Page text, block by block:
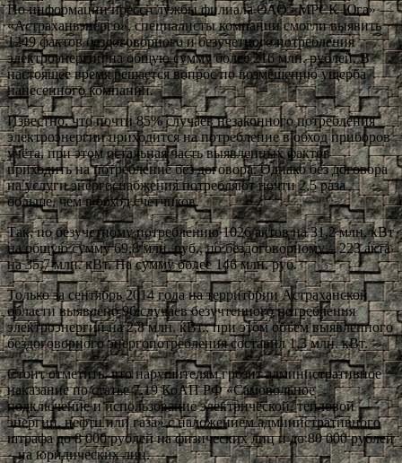
По информации пресс-службы филиала ОАО «МРСК Юга» —
«Астраханьэнерго», специалисты компании смогли выявить
1249 фактов бездоговорного и безучетного потребления
электроэнергии на общую сумму более 216 млн. рублей. В
настоящее время решается вопрос по возмещению ущерба
нанесенного компании.
Известно, что почти 85% случаев незаконного потребления
электроэнергии приходится на потребление в обход приборов
учёта, при этом остальная часть выявленных фактов
приходить на потребление без договора. Однако без договора
на услуги энергоснабжения потребляют почти 2,5 раза
больше, чем в обход счётчиков.
Так, по безучетному потреблению 1026 актов на 31,2 млн. кВт
на общую сумму 69,8 млн. руб., по бездоговорному – 223 акта
на 35,7 млн. кВт. На сумму более 146 млн. руб.
Только за сентябрь 2014 года на территории Астраханской
области выявлено 96 случаев безучтенного потребления
электроэнергии на 2,8 млн. кВт., при этом объем выявленного
бездоговорного энергопотребления составил 1,3 млн. кВт.
Стоит отметить, что нарушителям грозит административное
наказание по статье 7.19 КоАП РФ «Самовольное
подключение и использование электрической, тепловой
энергии, нефти или газа» с наложением административного
штрафа до 8 000 рублей на физических лиц и до 80 000 рублей
– на юридических лиц.